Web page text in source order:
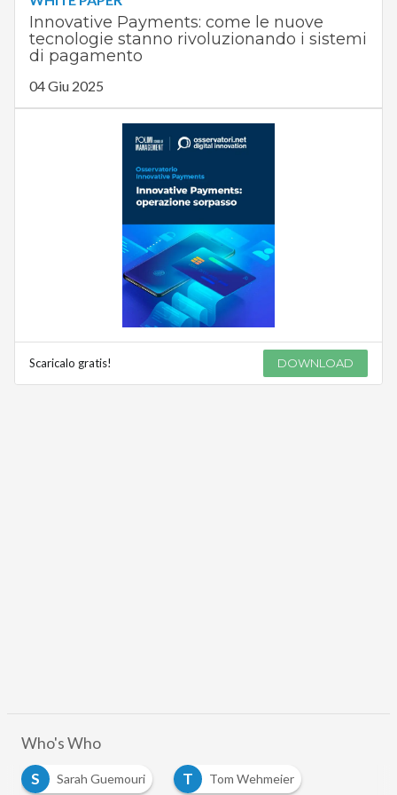
Innovative Payments: come le nuove
tecnologie stanno rivoluzionando i sistemi
di pagamento
04 Giu 2025
Scaricalo gratis! DOWNLOAD
Who's Who
S
Sarah Guemouri T Tom Wehmeier